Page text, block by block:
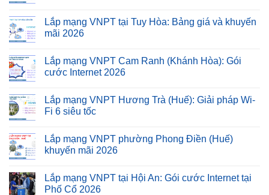
Lắp mạng VNPT tại Tuy Hòa: Bảng giá và khuyến
mãi 2026
Lắp mạng VNPT Cam Ranh (Khánh Hòa): Gói
cước Internet 2026
Lắp mạng VNPT Hương Trà (Huế): Giải pháp Wi-
Fi 6 siêu tốc
Lắp mạng VNPT phường Phong Điền (Huế)
khuyến mãi 2026
Lắp mạng VNPT tại Hội An: Gói cước Internet tại
Phố Cổ 2026